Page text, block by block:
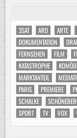
3SAT ARD ARTE
DOKUMENTATION
FERNSEHEN
FILM
KATASTROPHE
MARKTANTEIL
PARIS
PREMIERE
SCHALKE
SPORT
TV VOX